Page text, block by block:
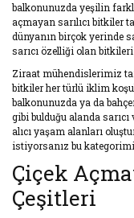
balkonunuzda yeşilin
açmayan sarılıcı bitkiler
dünyanın birçok yerinde
sarıcı özelliği olan
Ziraat mühendislerimiz
bitkiler her türlü iklim
balkonunuzda ya da
gibi bulduğu alanda
alıcı yaşam alanları
istiyorsanız bu
Çiçek
Çeşitleri